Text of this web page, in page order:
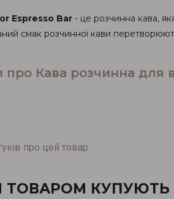
Espresso Bar - це розчинна кава,
смак розчинної кави
про Кава розчинна для
про цей товар.
ТОВАРОМ КУПУЮТЬ